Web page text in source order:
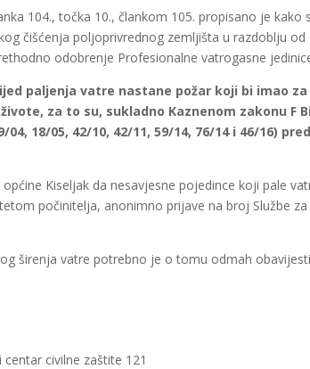
104., točka 10., člankom 105. propisano je
čišćenja poljoprivrednog zemljišta u razdoblju
odobrenje Profesionalne vatrogasne
paljenja vatre nastane požar koji bi imao
za to su, sukladno Kaznenom zakonu F
04, 18/05, 42/10, 42/11, 59/14, 76/14 i 46/16)
Kiseljak da nesavjesne pojedince koji pale
počinitelja, anonimno prijave na broj Službe
širenja vatre potrebno je o tomu odmah
civilne zaštite 121